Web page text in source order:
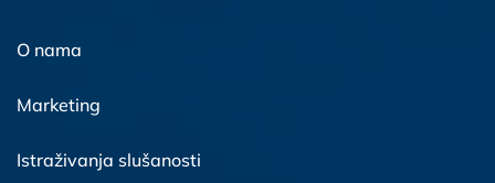
O nama
Marketing
Istraživanja slušanosti